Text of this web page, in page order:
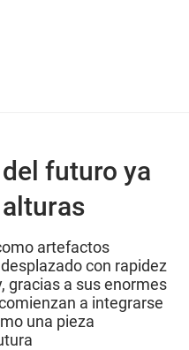
futuro ya
artefactos
con rapidez
gracias a sus enormes
a integrarse
una pieza